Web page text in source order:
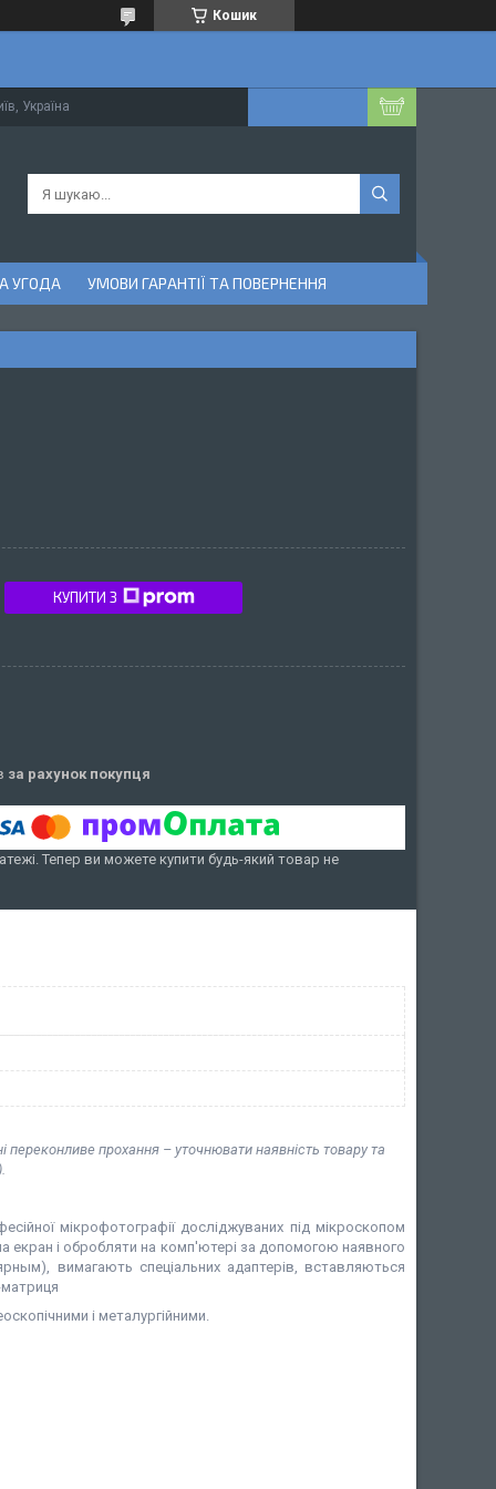
Кошик
Україна
УГОДА УМОВИ ГАРАНТІЇ ТА ПОВЕРНЕННЯ
КУПИТИ З
за рахунок покупця
Тепер ви можете купити будь-який товар не
прохання – уточнювати наявність товару та
мікрофотографії досліджуваних під мікроскопом
екран і обробляти на комп'ютері за допомогою наявного
вимагають спеціальних адаптерів, вставляються
і металургійними.